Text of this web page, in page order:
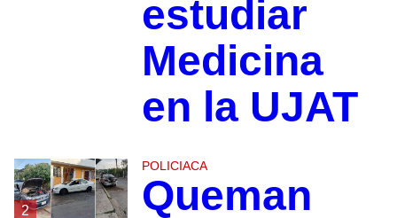
estudiar
Medicina
en la UJAT
2
POLICIACA
Queman